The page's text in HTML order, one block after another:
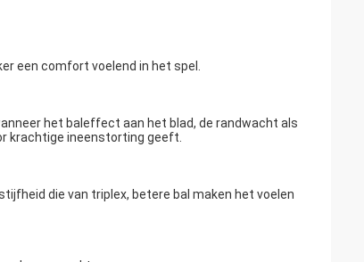
een comfort voelend in het spel.
het baleffect aan het blad, de randwacht als
krachtige ineenstorting geeft.
die van triplex, betere bal maken het voelen